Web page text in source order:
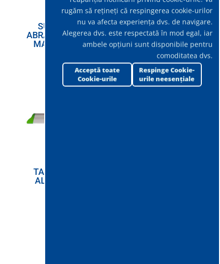
SUPORT PAD
ABRAZIV (PENTRU
MANER), 23CM
RACLETA METALICA
PENTRU PODEA
55CM
TALPA DE MOP
ALUVEL 40CM
rugăm să rețineți că respingerea cookie-urilor
nu va afecta experiența dvs. de navigare.
Alegerea dvs. este respectată în mod egal, iar
ambele opțiuni sunt disponibile pentru
comoditatea dvs.
Acceptă toate
Cookie-urile
Respinge Cookie-
urile neesențiale